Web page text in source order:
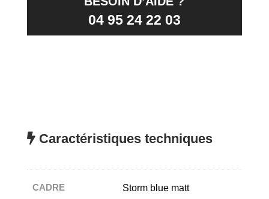
04 95 24 22 03
Caractéristiques techniques
CADRE Storm blue matt